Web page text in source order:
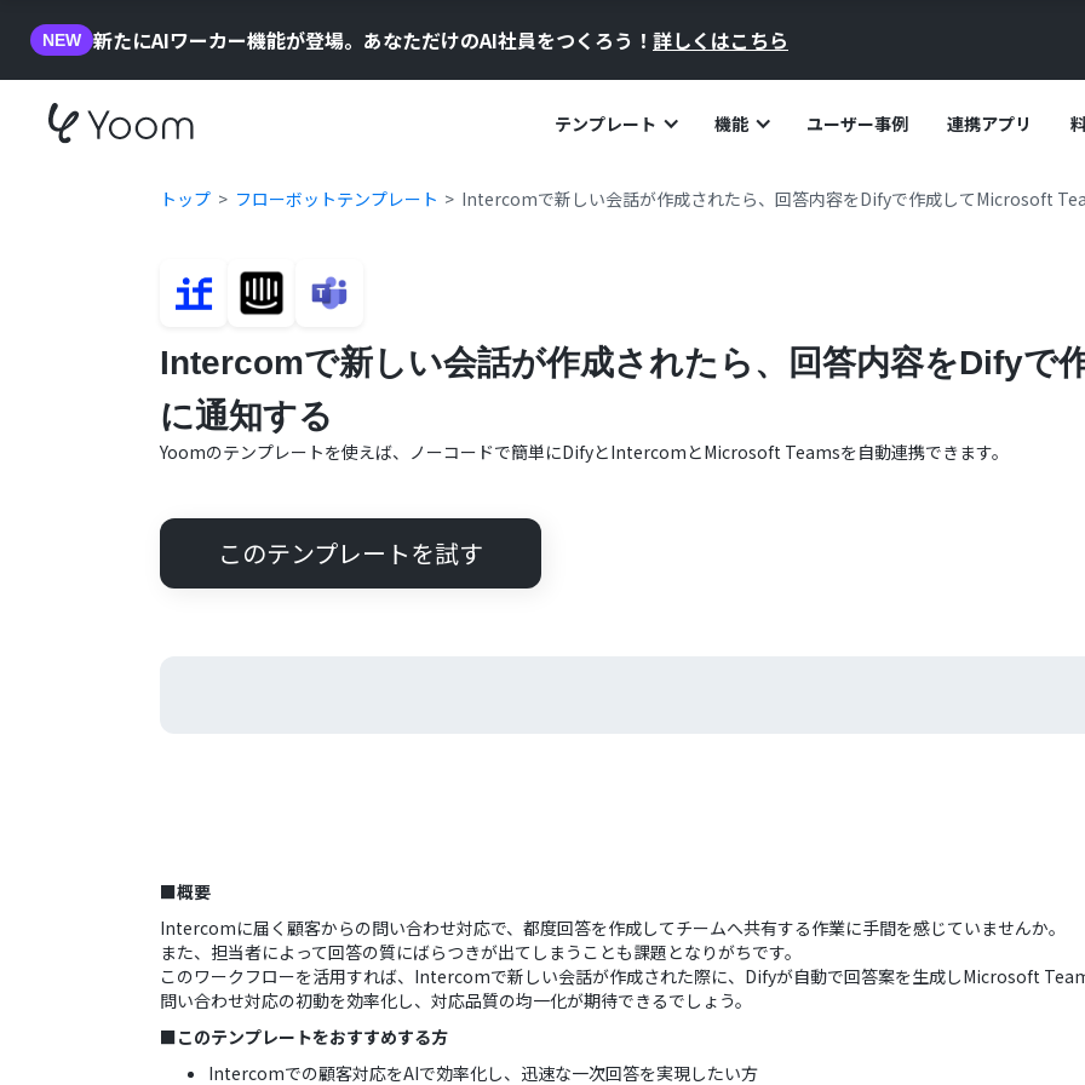
NEW 新たにAIワーカー機能が登場。あなただけのAI社員をつくろう！ 詳しくはこちら
テンプレート 機能 ユーザー事例 連携アプリ
トップ フローボットテンプレート Intercomで新しい会話が作成されたら、回答内容をDifyで作成してMicrosoft
Intercomで新しい会話が作成されたら、回答内容をDifyで
に通知する
Yoomのテンプレートを使えば、ノーコードで簡単にDifyとIntercomとMicrosoft Teamsを自動連携できます。
このテンプレートを試す
■概要
Intercomに届く顧客からの問い合わせ対応で、都度回答を作成してチームへ共有する作業に手間を感じていませんか。
また、担当者によって回答の質にばらつきが出てしまうことも課題となりがちです。
このワークフローを活用すれば、Intercomで新しい会話が作成された際に、Difyが自動で回答案を生成しMicrosoft
問い合わせ対応の初動を効率化し、対応品質の均一化が期待できるでしょう。
■このテンプレートをおすすめする方
Intercomでの顧客対応をAIで効率化し、迅速な一次回答を実現したい方